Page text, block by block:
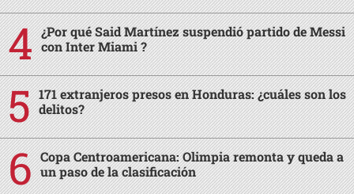
¿Por qué Said Martínez suspendió partido de Messi
con Inter Miami ?
171 extranjeros presos en Honduras: ¿cuáles son los
delitos?
Copa Centroamericana: Olimpia remonta y queda a
un paso de la clasificación